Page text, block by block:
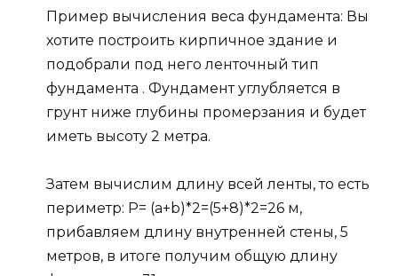
Пример вычисления веса фундамента: Вы
хотите построить кирпичное здание и
подобрали под него ленточный тип
фундамента . Фундамент углубляется в
грунт ниже глубины промерзания и будет
иметь высоту 2 метра.
Затем вычислим длину всей ленты, то есть
периметр: P= (a+b)*2=(5+8)*2=26 м,
прибавляем длину внутренней стены, 5
метров, в итоге получим общую длину